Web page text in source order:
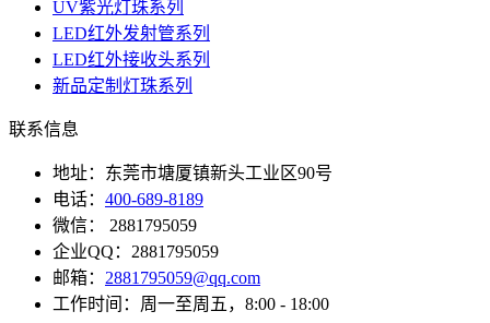
UV紫光灯珠系列
LED红外发射管系列
LED红外接收头系列
新品定制灯珠系列
联系信息
地址：东莞市塘厦镇新头工业区90号
电话： 400-689-8189
微信： 2881795059
企业QQ：2881795059
邮箱： 2881795059@qq.com
工作时间：周一至周五，8:00 - 18:00